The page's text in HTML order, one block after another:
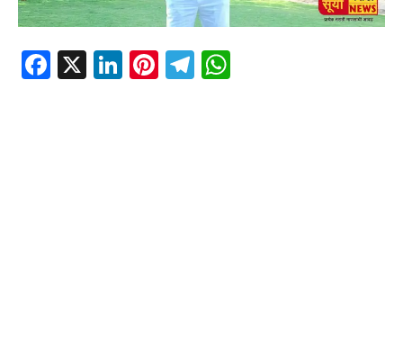
Facebook
X LinkedIn
Pinterest
Telegram